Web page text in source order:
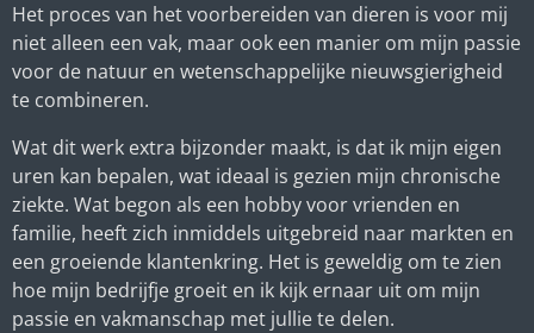
Het proces van het voorbereiden van dieren is voor mij
niet alleen een vak, maar ook een manier om mijn passie
voor de natuur en wetenschappelijke nieuwsgierigheid
te combineren.
Wat dit werk extra bijzonder maakt, is dat ik mijn eigen
uren kan bepalen, wat ideaal is gezien mijn chronische
ziekte. Wat begon als een hobby voor vrienden en
familie, heeft zich inmiddels uitgebreid naar markten en
een groeiende klantenkring. Het is geweldig om te zien
hoe mijn bedrijfje groeit en ik kijk ernaar uit om mijn
passie en vakmanschap met jullie te delen.